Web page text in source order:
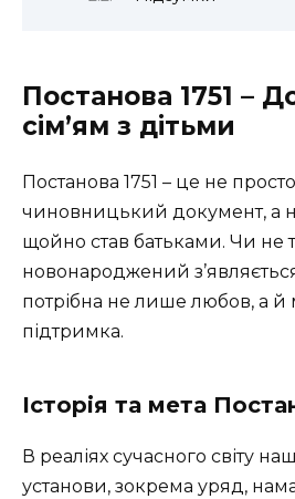
Постанова 1751 –
сім’ям з дітьми
Постанова 1751 – це не
чиновницький документ, а
щойно став батьками. Чи не
новонароджений
потрібна не лише любов, а й
підтримка.
Історія та мета
В реаліях сучасного світу
установи, зокрема уряд,